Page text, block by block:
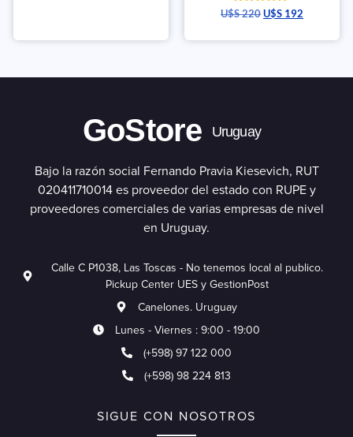
Valorado
con
de 5
U$S220U$S 192
GoStore Uruguay
Bajo la razón social Fernando Pravia Kiesevich, RUT
020411710014 es proveedor del estado con RUPE y
proveedores comerciales de varias empresas de nivel
en Uruguay.
Calle C P1038, Las Toscas - No tenemos local al publico.
Pickup Center UES y GestionPost
Canelones. Uruguay
Lunes - Viernes : 9:00 - 19:00
(+598) 97 122 000
(+598) 98 224 813
SIGUE CON NOSOTROS